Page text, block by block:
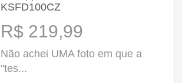
KSFD100CZ
R$ 219,99
Não achei UMA foto em que a
"tes...